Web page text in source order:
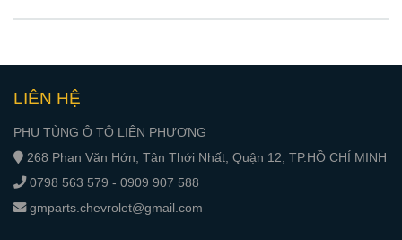
LIÊN HỆ
PHỤ TÙNG Ô TÔ LIÊN PHƯƠNG
268 Phan Văn Hớn, Tân Thới Nhất, Quận 12, TP.HỒ CHÍ MINH
0798 563 579 - 0909 907 588
gmparts.chevrolet@gmail.com